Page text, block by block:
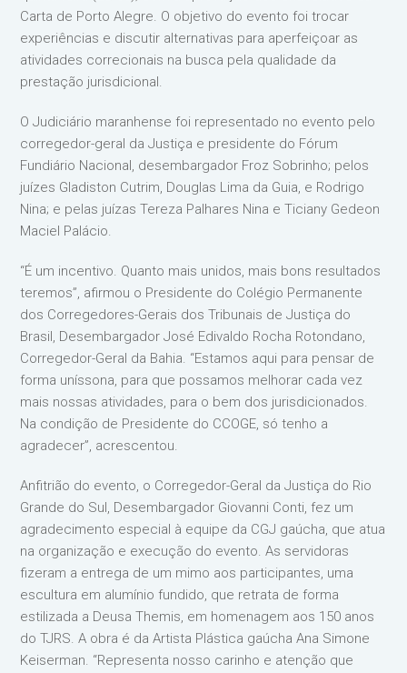
Carta de Porto Alegre. O objetivo do evento foi trocar
experiências e discutir alternativas para aperfeiçoar as
atividades correcionais na busca pela qualidade da
prestação jurisdicional.
O Judiciário maranhense foi representado no evento pelo
corregedor-geral da Justiça e presidente do Fórum
Fundiário Nacional, desembargador Froz Sobrinho; pelos
juízes Gladiston Cutrim, Douglas Lima da Guia, e Rodrigo
Nina; e pelas juízas Tereza Palhares Nina e Ticiany Gedeon
Maciel Palácio.
“É um incentivo. Quanto mais unidos, mais bons resultados
teremos”, afirmou o Presidente do Colégio Permanente
dos Corregedores-Gerais dos Tribunais de Justiça do
Brasil, Desembargador José Edivaldo Rocha Rotondano,
Corregedor-Geral da Bahia. “Estamos aqui para pensar de
forma uníssona, para que possamos melhorar cada vez
mais nossas atividades, para o bem dos jurisdicionados.
Na condição de Presidente do CCOGE, só tenho a
agradecer”, acrescentou.
Anfitrião do evento, o Corregedor-Geral da Justiça do Rio
Grande do Sul, Desembargador Giovanni Conti, fez um
agradecimento especial à equipe da CGJ gaúcha, que atua
na organização e execução do evento. As servidoras
fizeram a entrega de um mimo aos participantes, uma
escultura em alumínio fundido, que retrata de forma
estilizada a Deusa Themis, em homenagem aos 150 anos
do TJRS. A obra é da Artista Plástica gaúcha Ana Simone
Keiserman. “Representa nosso carinho e atenção que